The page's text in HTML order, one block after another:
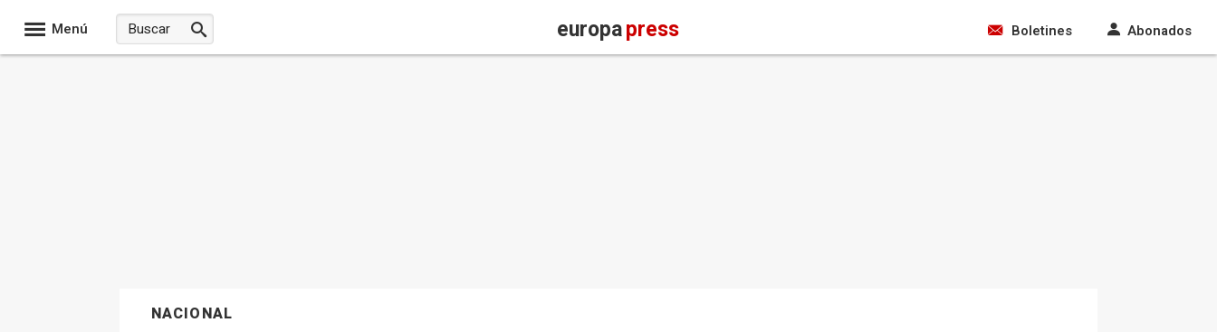
Menú europapress Boletines Abonados
NACIONAL